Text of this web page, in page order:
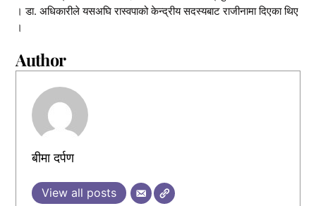
। डा. अधिकारीले यसअघि रास्वपाको केन्द्रीय सदस्यबाट राजीनामा दिएका थिए
।
Author
बीमा दर्पण
View all posts